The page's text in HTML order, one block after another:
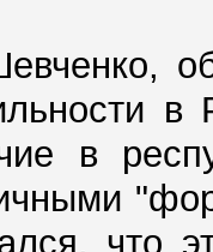
в
в
что